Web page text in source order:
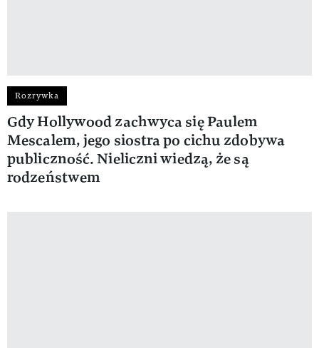
Rozrywka
Gdy Hollywood zachwyca się Paulem
Mescalem, jego siostra po cichu zdobywa
publiczność. Nieliczni wiedzą, że są
rodzeństwem